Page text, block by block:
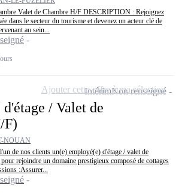
Valet de Chambre H/F DESCRIPTION : Rejoignez
dans le secteur du tourisme et devenez un acteur clé de
au sein...
/ Valet de
F)
NOUAN
de nos clients un(e) employé(e) d'étage / valet de
rejoindre un domaine prestigieux composé de cottages
:Assurer...
IntérimNon renseigné
Ajouter cette offre à ma sélection